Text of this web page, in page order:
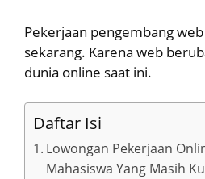
Pekerjaan pengembang
sekarang. Karena web
dunia online saat ini.
Daftar Isi
Lowongan Pekerjaan
Mahasiswa Yang Masih